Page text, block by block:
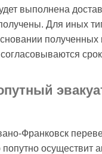
выполнена
Для иных
Франковск
осуществит